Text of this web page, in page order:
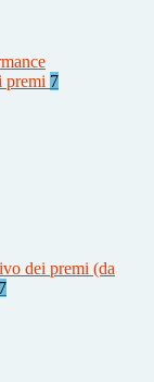
premi 7
dei premi (da
7